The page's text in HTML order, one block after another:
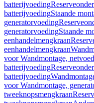
batterijvoeding
batterijvoedingStaande
generatorvoeding
generatorvoedingStaande
eenhandelmengkraan
eenhandelmengkraan
voor Wandmontage,
batterijvoeding
batterijvoeding
voor Wandmontage,
tweeknopsmengkraan